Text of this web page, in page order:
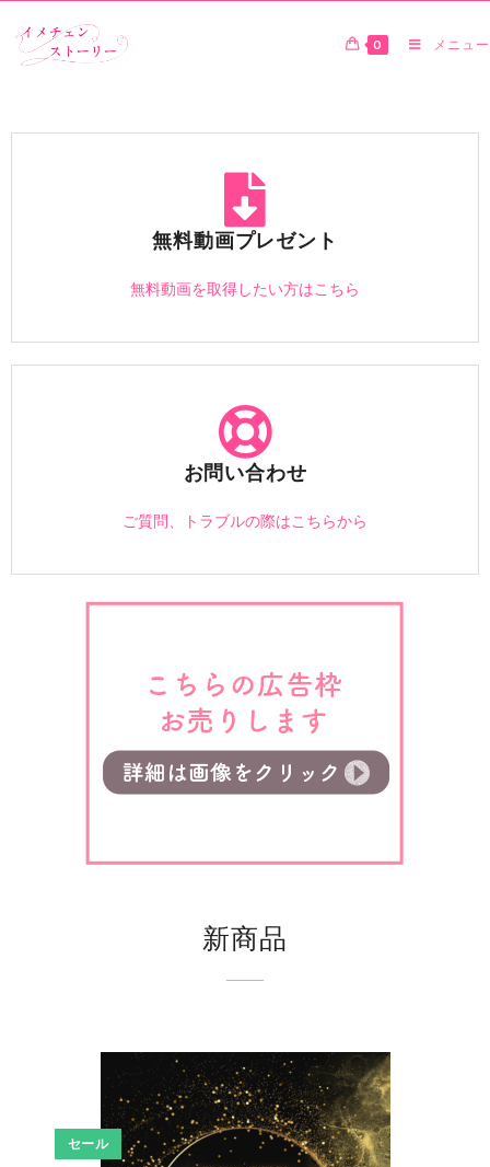
0 メニュー
無料動画プレゼント
無料動画を取得したい方はこちら
お問い合わせ
ご質問、トラブルの際はこちらから
新商品
セール